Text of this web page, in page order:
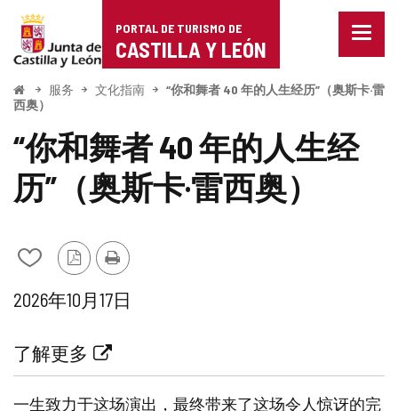
Portal
de
Turismo
de
Castilla
PORTAL DE TURISMO DE
CASTILLA Y LEÓN
菜
关
开
始
服务 文化指南
“你和舞者 40 年的人生经历”（奥斯卡·雷
西奥）
“你和舞者 40 年的人生经
历”（奥斯卡·雷西奥）
从
的
本
中
加/
PDF
本
打
日
2026年10月17日
么
时
关
联
了解更多
一生致力于这场演出，最终带来了这场令人惊讶的完